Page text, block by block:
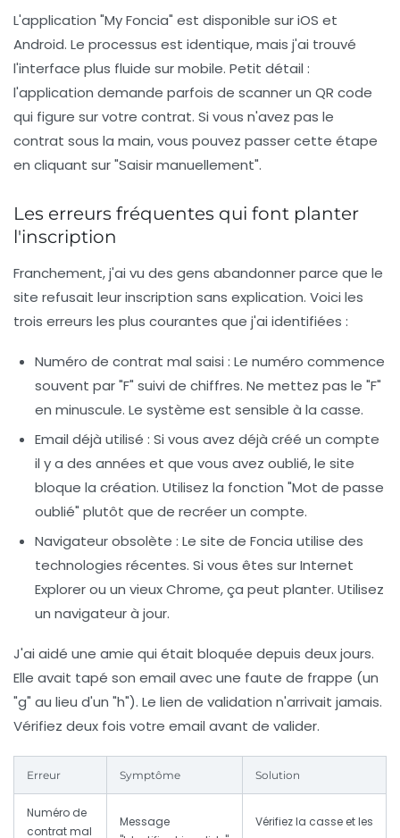
L'application "My Foncia" est disponible sur iOS et
Android. Le processus est identique, mais j'ai trouvé
l'interface plus fluide sur mobile. Petit détail :
l'application demande parfois de scanner un QR code
qui figure sur votre contrat. Si vous n'avez pas le
contrat sous la main, vous pouvez passer cette étape
en cliquant sur "Saisir manuellement".
Les erreurs fréquentes qui font planter
l'inscription
Franchement, j'ai vu des gens abandonner parce que le
site refusait leur inscription sans explication. Voici les
trois erreurs les plus courantes que j'ai identifiées :
Numéro de contrat mal saisi : Le numéro commence
souvent par "F" suivi de chiffres. Ne mettez pas le "F"
en minuscule. Le système est sensible à la casse.
Email déjà utilisé : Si vous avez déjà créé un compte
il y a des années et que vous avez oublié, le site
bloque la création. Utilisez la fonction "Mot de passe
oublié" plutôt que de recréer un compte.
Navigateur obsolète : Le site de Foncia utilise des
technologies récentes. Si vous êtes sur Internet
Explorer ou un vieux Chrome, ça peut planter. Utilisez
un navigateur à jour.
J'ai aidé une amie qui était bloquée depuis deux jours.
Elle avait tapé son email avec une faute de frappe (un
"g" au lieu d'un "h"). Le lien de validation n'arrivait jamais.
Vérifiez deux fois votre email avant de valider.
Erreur Symptôme Solution
Numéro de
contrat mal
Message
Vérifiez la casse et les